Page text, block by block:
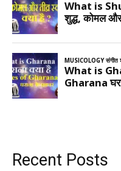
Recent Posts